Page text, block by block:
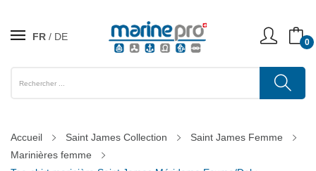
FR DE 0
Accueil Saint James Collection
Saint James Femme
Marinières femme